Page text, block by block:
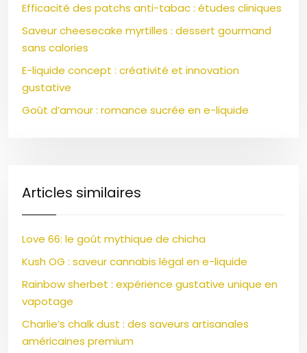
Efficacité des patchs anti-tabac : études cliniques
Saveur cheesecake myrtilles : dessert gourmand
sans calories
E-liquide concept : créativité et innovation
gustative
Goût d’amour : romance sucrée en e-liquide
Articles similaires
Love 66: le goût mythique de chicha
Kush OG : saveur cannabis légal en e-liquide
Rainbow sherbet : expérience gustative unique en
vapotage
Charlie’s chalk dust : des saveurs artisanales
américaines premium